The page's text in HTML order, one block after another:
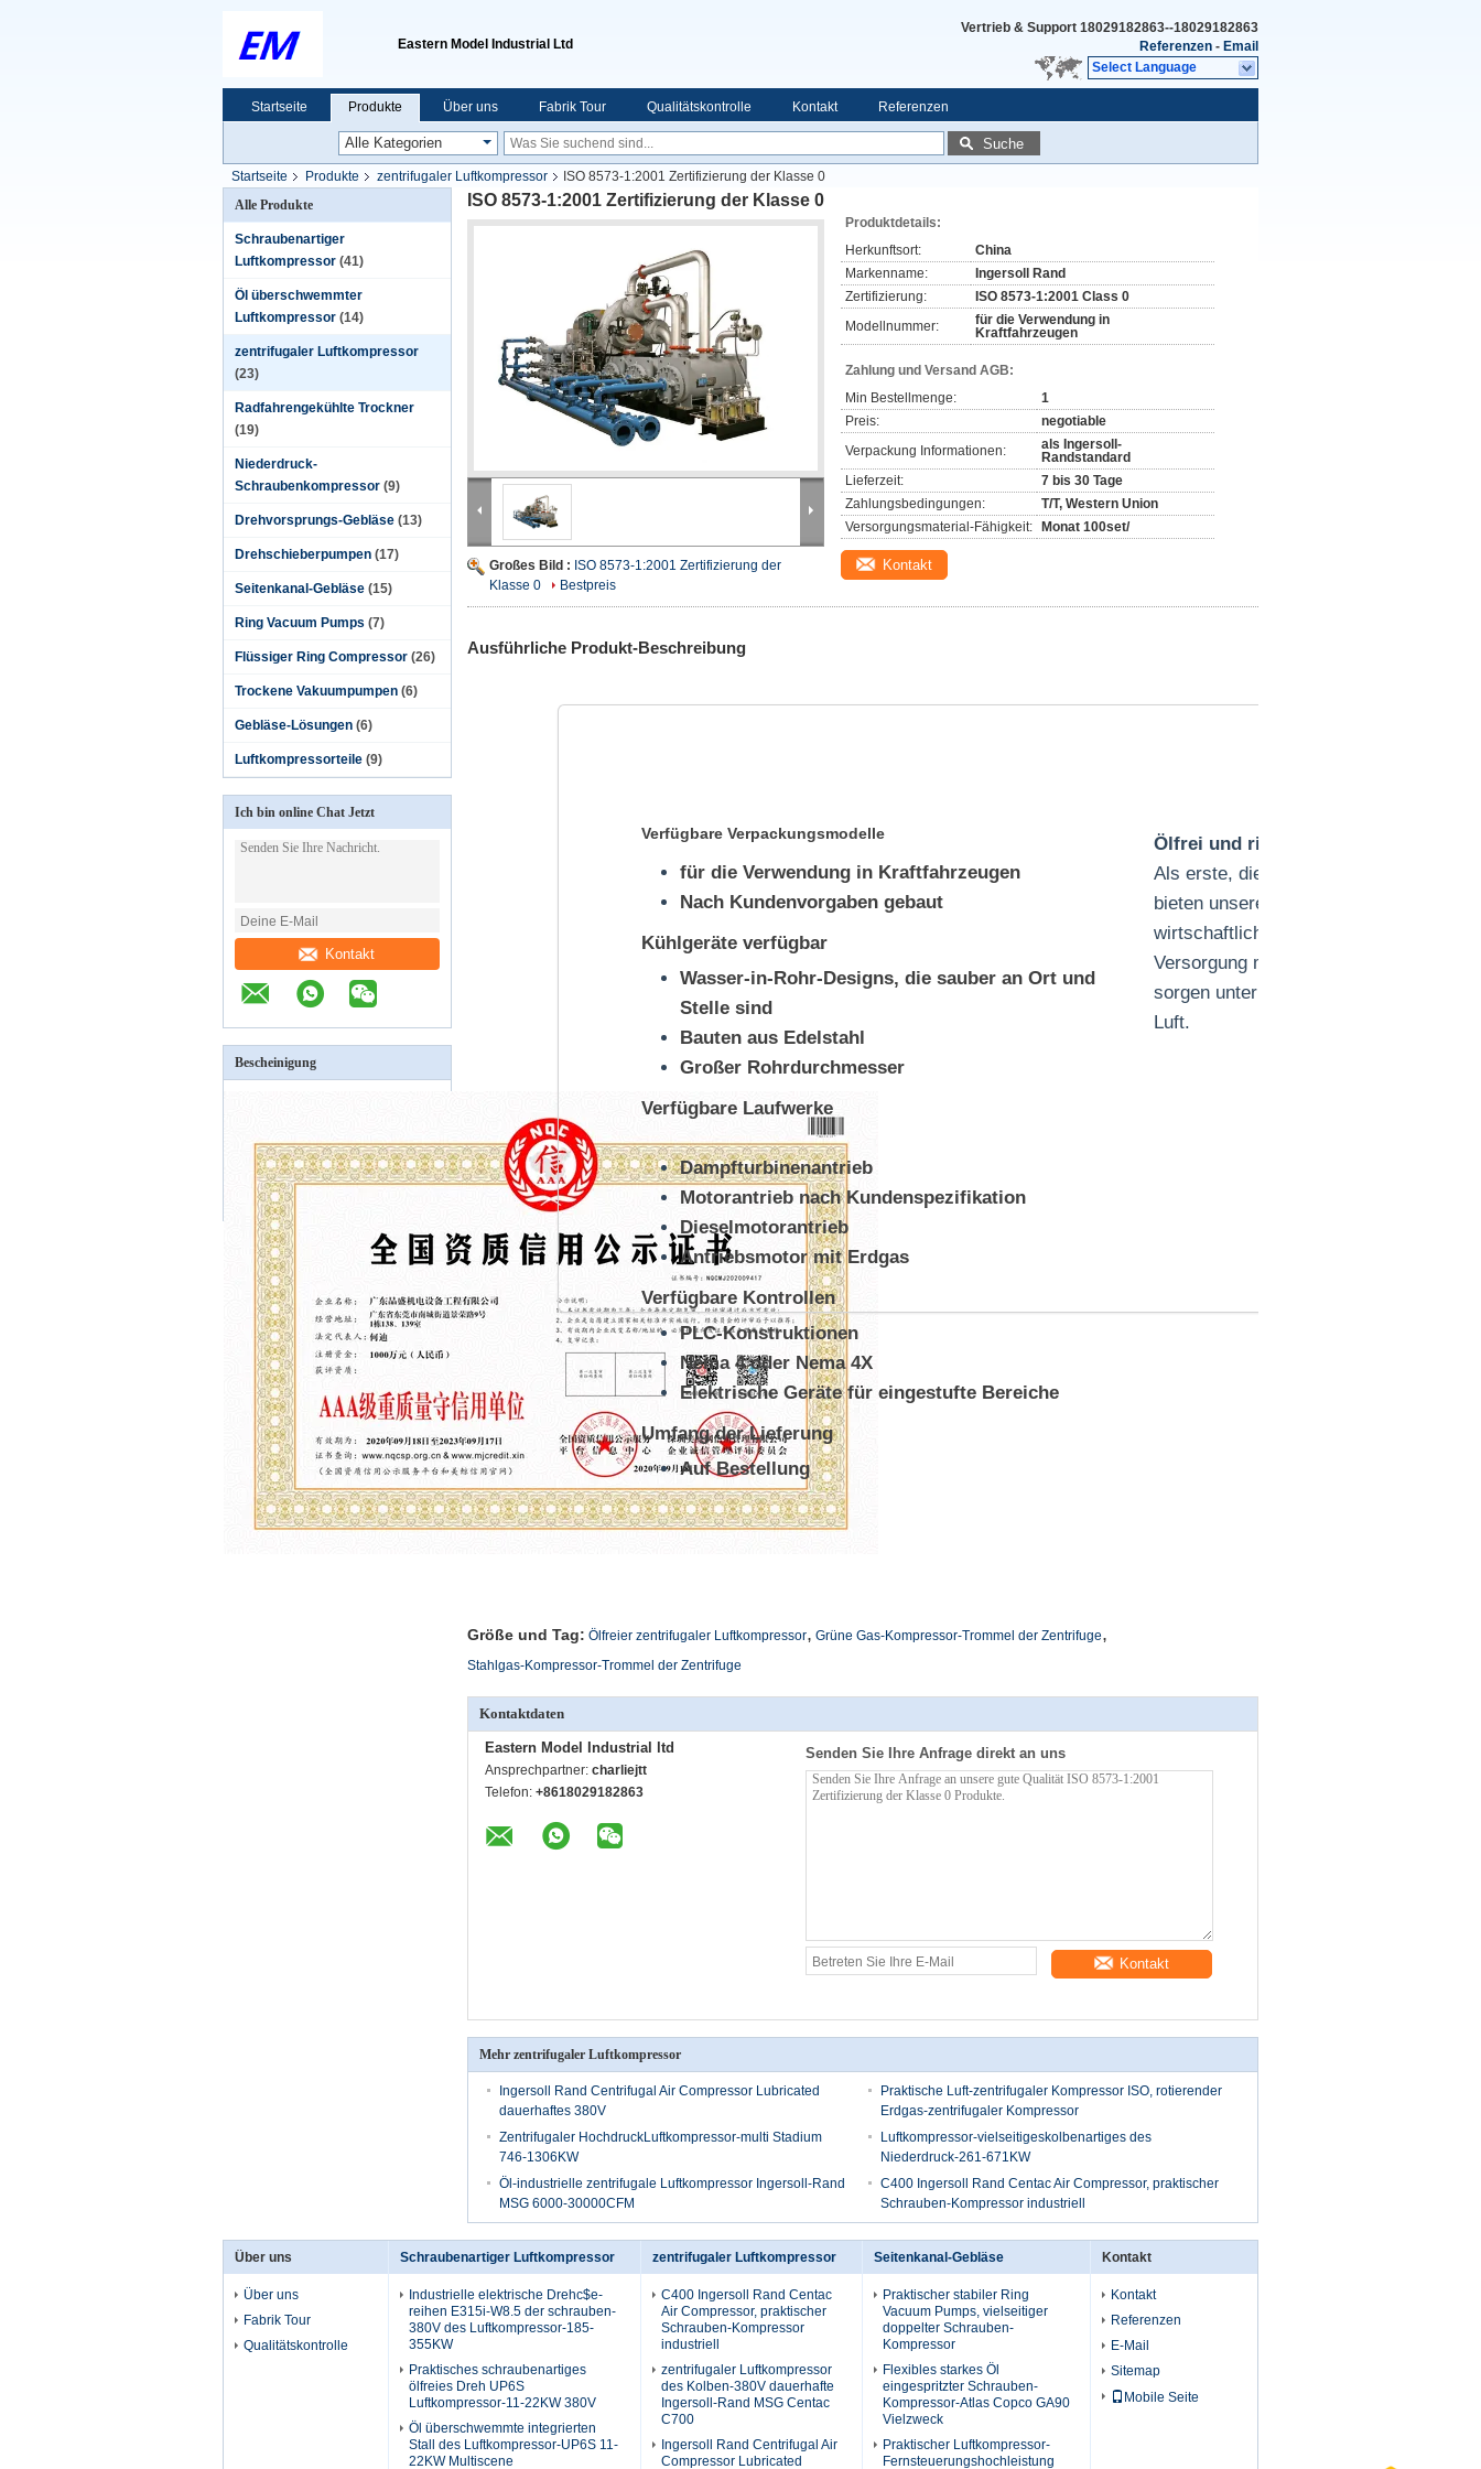
Eastern Model Industrial Ltd
Vertrieb & Support 18029182863--18029182863
Referenzen - Email
Select Language
Startseite Produkte Über uns Fabrik Tour Qualitätskontrolle Kontakt Referenzen
Suche
Startseite Produkte zentrifugaler Luftkompressor
ISO 8573-1:2001 Zertifizierung der Klasse 0
Alle Produkte
Schraubenartiger
Luftkompressor (41)
Öl überschwemmter
Luftkompressor (14)
zentrifugaler Luftkompressor
(23)
Radfahrengekühlte Trockner
(19)
Niederdruck-
Schraubenkompressor (9)
Drehvorsprungs-Gebläse (13)
Drehschieberpumpen (17)
Seitenkanal-Gebläse (15)
Ring Vacuum Pumps (7)
Flüssiger Ring Compressor (26)
Trockene Vakuumpumpen (6)
Gebläse-Lösungen (6)
Luftkompressorteile (9)
Ich bin online Chat Jetzt
Kontakt
Bescheinigung
ISO 8573-1:2001 Zertifizierung der Klasse 0
Großes Bild : ISO 8573-1:2001 Zertifizierung der
Klasse 0
Bestpreis
Produktdetails:
Herkunftsort:
China
Markenname:
Ingersoll Rand
Zertifizierung:
ISO 8573-1:2001 Class 0
Modellnummer:
für die Verwendung in
Kraftfahrzeugen
Zahlung und Versand AGB:
Min Bestellmenge:
1
Preis:
negotiable
Verpackung Informationen:
als Ingersoll-
Randstandard
Lieferzeit:
7 bis 30 Tage
Zahlungsbedingungen:
T/T, Western Union
Versorgungsmaterial-Fähigkeit:
Monat 100set/
Kontakt
Ausführliche Produkt-Beschreibung
Verfügbare Verpackungsmodelle
für die Verwendung in Kraftfahrzeugen
Nach Kundenvorgaben gebaut
Kühlgeräte verfügbar
Wasser-in-Rohr-Designs, die sauber an Ort und
Stelle sind
Bauten aus Edelstahl
Großer Rohrdurchmesser
Verfügbare Laufwerke
Dampfturbinenantrieb
Motorantrieb nach Kundenspezifikation
Dieselmotorantrieb
Antriebsmotor mit Erdgas
Verfügbare Kontrollen
PLC-Konstruktionen
Nema 4 oder Nema 4X
Elektrische Geräte für eingestufte Bereiche
Umfang der Lieferung
Auf Bestellung
Ölfrei und risikofrei
Als erste, die ISO 8573-1:2001 Klasse
bieten unsere ölfreien
wirtschaftliche und zuverlässige
Versorgung mit Druckluft.Vielseitige
sorgen unter allen
Luft.
Größe und Tag: Ölfreier zentrifugaler Luftkompressor, Grüne Gas-Kompressor-Trommel der Zentrifuge,
Stahlgas-Kompressor-Trommel der Zentrifuge
Kontaktdaten
Eastern Model Industrial ltd
Ansprechpartner: charliejtt
Telefon: +8618029182863
Senden Sie Ihre Anfrage direkt an uns
Kontakt
Mehr zentrifugaler Luftkompressor
Ingersoll Rand Centrifugal Air Compressor Lubricated
dauerhaftes 380V
Praktische Luft-zentrifugaler Kompressor ISO, rotierender
Erdgas-zentrifugaler Kompressor
Zentrifugaler HochdruckLuftkompressor-multi Stadium
746-1306KW
Luftkompressor-vielseitigeskolbenartiges des
Niederdruck-261-671KW
Öl-industrielle zentrifugale Luftkompressor Ingersoll-Rand
MSG 6000-30000CFM
C400 Ingersoll Rand Centac Air Compressor, praktischer
Schrauben-Kompressor industriell
Über uns
Über uns
Fabrik Tour
Qualitätskontrolle
Schraubenartiger Luftkompressor
Industrielle elektrische Drehc$e-
reihen E315i-W8.5 der schrauben-
380V des Luftkompressor-185-
355KW
Praktisches schraubenartiges
ölfreies Dreh UP6S
Luftkompressor-11-22KW 380V
Öl überschwemmte integrierten
Stall des Luftkompressor-UP6S 11-
22KW Multiscene
zentrifugaler Luftkompressor
C400 Ingersoll Rand Centac
Air Compressor, praktischer
Schrauben-Kompressor
industriell
zentrifugaler Luftkompressor
des Kolben-380V dauerhafte
Ingersoll-Rand MSG Centac
C700
Ingersoll Rand Centrifugal Air
Compressor Lubricated
Seitenkanal-Gebläse
Praktischer stabiler Ring
Vacuum Pumps, vielseitiger
doppelter Schrauben-
Kompressor
Flexibles starkes Öl
eingespritzter Schrauben-
Kompressor-Atlas Copco GA90
Vielzweck
Praktischer Luftkompressor-
Fernsteuerungshochleistung
Kontakt
Kontakt
Referenzen
E-Mail
Sitemap
Mobile Seite